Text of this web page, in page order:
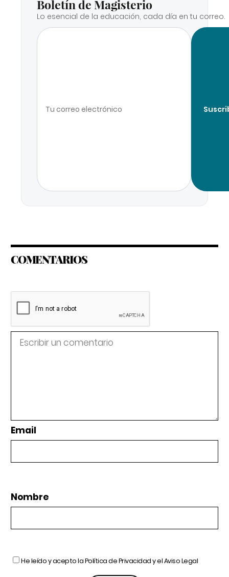
Boletín de Magisterio
Lo esencial de la educación, cada día en tu correo.
COMENTARIOS
Email
Nombre
He leído y acepto laPolítica de Privacidady elAviso Legal